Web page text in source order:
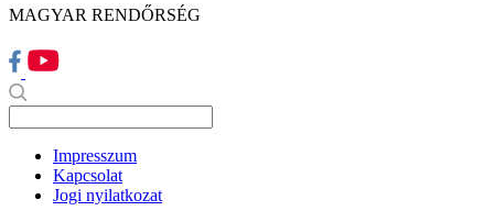
MAGYAR RENDŐRSÉG
Impresszum
Kapcsolat
Jogi nyilatkozat